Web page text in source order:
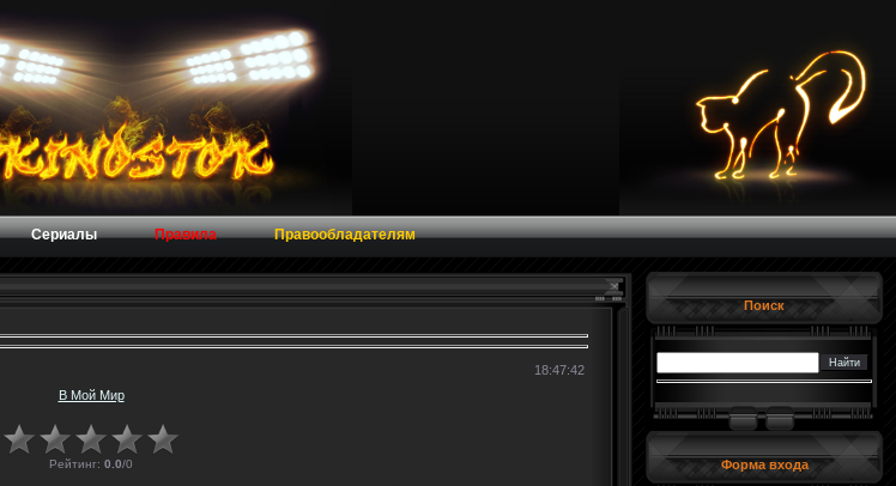
Сериалы Правила Правообладателям
18:47:42
В Мой Мир
Рейтинг: 0.0/0
Поиск
Форма входа